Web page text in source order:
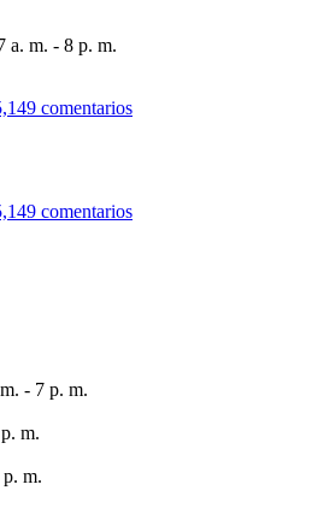
a. m. - 8 p. m.
comentarios
comentarios
- 7 p. m.
m.
m.